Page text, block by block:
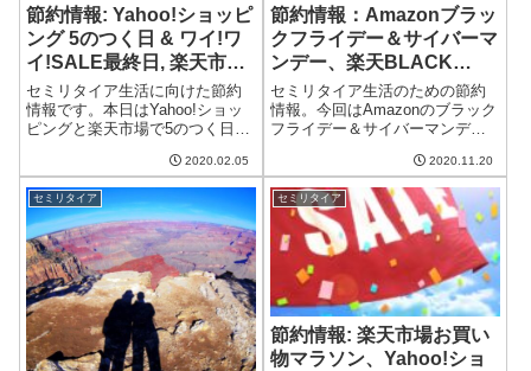
節約情報: Yahoo!ショッピ
ング 5のつく日 & ワイ!ワ
イ!SALE最終日, 楽天市場
5のつく日
セミリタイア生活に向けた節約
情報です。本日はYahoo!ショッ
ピングと楽天市場で5のつく日セ
ョッピングとPayPayモールのワ
イ!ワイ!SALEが最終日となって
います。Yahoo!ショッピング 5
のつく日セ...
2020.02.05
節約情報：Amazonブラッ
クフライデー＆サイバーマ
ンデー、楽天BLACK
FRIDAY
セミリタイア生活のための節約
情報。今回はAmazonのブラック
フライデー＆サイバーマンデー
FRIDAYセールです。Amazonブ
ラックフライデー＆サイバーマ
ンデーセール11月27日(金)の9：
00からブラックフ...
2020.11.20
セミリタイア セミリタイア
節約情報: 楽天市場お買い
物マラソン、Yahoo!ショ